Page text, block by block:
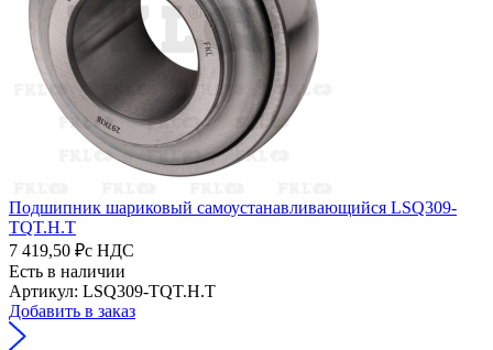
Подшипник шариковый самоустанавливающийся LSQ309-
TQT.H.T
7 419,50 ₽с НДС
Есть в наличии
Артикул: LSQ309-TQT.H.T
Добавить в заказ